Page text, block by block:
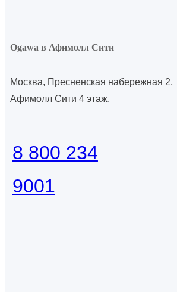
Ogawa в Афимолл Сити
Москва, Пресненская набережная 2,
Афимолл Сити 4 этаж.
8 800 234
9001